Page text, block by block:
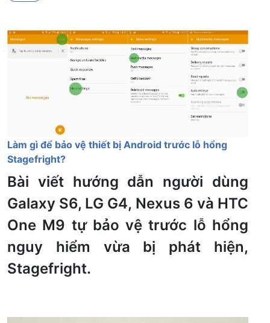
Làm gì để bảo vệ thiết bị Android trước lỗ hổng
Stagefright?
Bài viết hướng dẫn người dùng
Galaxy S6, LG G4, Nexus 6 và HTC
One M9 tự bảo vệ trước lỗ hổng
nguy hiểm vừa bị phát hiện,
Stagefright.